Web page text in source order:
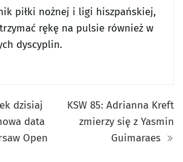
piłki nożnej i ligi hiszpańskiej,
rękę na pulsie również w
dyscyplin.
dzisiaj
data
Open
KSW 85: Adrianna Kreft
zmierzy się z Yasmin
Guimaraes